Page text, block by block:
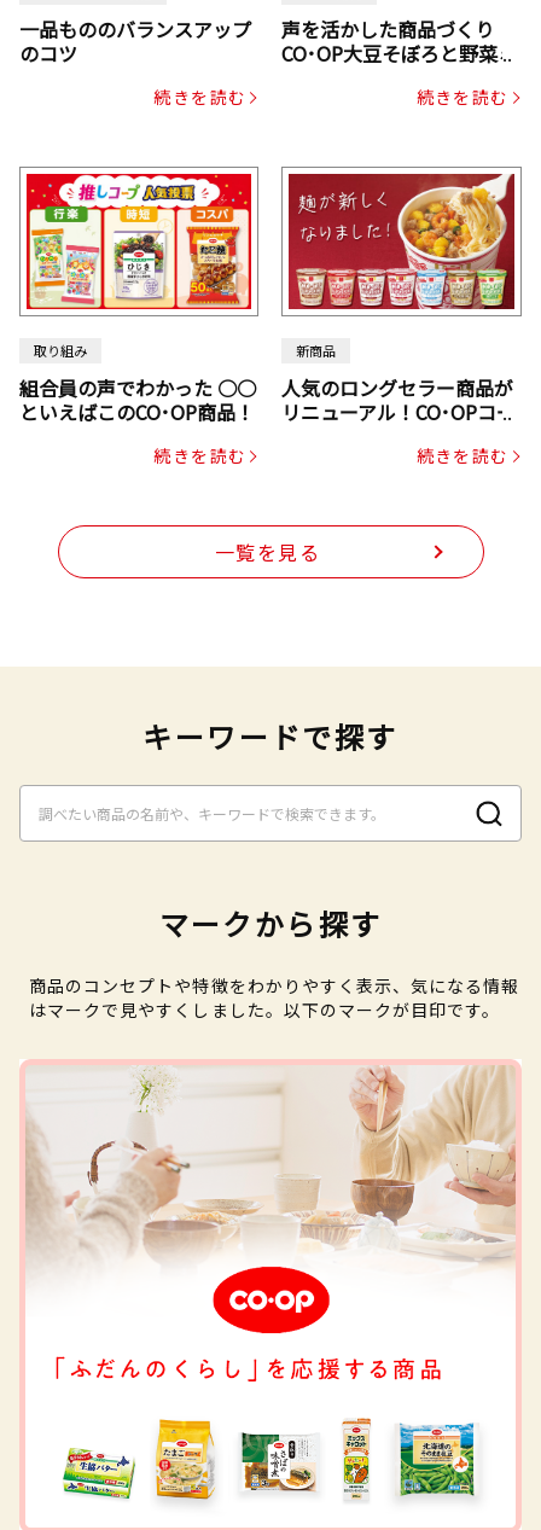
一品もののバランスアップ
のコツ
続きを読む
声を活かした商品づくり
CO･OP大豆そぼろと野菜ミ
じん・コーン入り）続きを読む
取り組み
組合員の声でわかった ○○
といえばこのCO･OP商品！
続きを読む
新商品
人気のロングセラー商品が
リニューアル！CO･OPコー
続きを読む
一覧を見る
キーワードで探す
マークから探す
商品のコンセプトや特徴をわかりやすく表示、気になる情報
はマークで見やすくしました。以下のマークが目印です。